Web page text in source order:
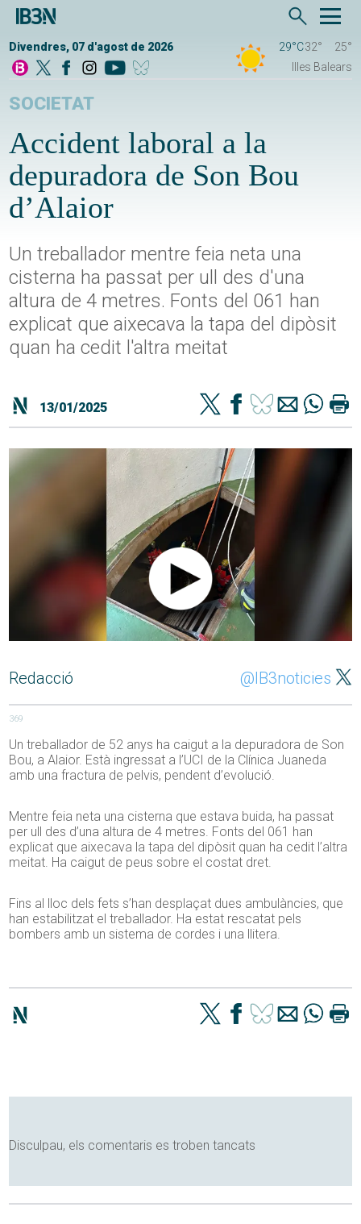
Divendres, 07 d'agost de 2026 29°C32°
25°
Illes Balears
SOCIETAT
Accident laboral a la
depuradora de Son Bou
d’Alaior
Un treballador mentre feia neta una
cisterna ha passat per ull des d'una
altura de 4 metres. Fonts del 061 han
explicat que aixecava la tapa del dipòsit
quan ha cedit l'altra meitat
13/01/2025
Redacció @IB3noticies
369
Un treballador de 52 anys ha caigut a la depuradora de Son
Bou, a Alaior. Està ingressat a l’UCI de la Clínica Juaneda
amb una fractura de pelvis, pendent d’evolució.
Mentre feia neta una cisterna que estava buida, ha passat
per ull des d’una altura de 4 metres. Fonts del 061 han
explicat que aixecava la tapa del dipòsit quan ha cedit l’altra
meitat. Ha caigut de peus sobre el costat dret.
Fins al lloc dels fets s’han desplaçat dues ambulàncies, que
han estabilitzat el treballador. Ha estat rescatat pels
bombers amb un sistema de cordes i una llitera.
Disculpau, els comentaris es troben tancats